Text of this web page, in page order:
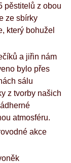
pěstitelů z obou
ze sbírky
který bohužel
a jiřin nám
bylo přes
sálu
z tvorby našich
atmosféru.
akce